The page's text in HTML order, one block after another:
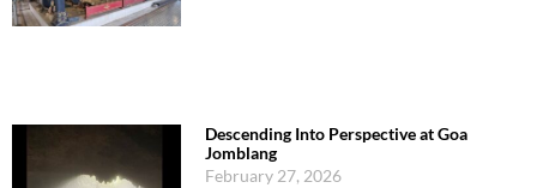
Descending Into Perspective at Goa
Jomblang
February 27, 2026